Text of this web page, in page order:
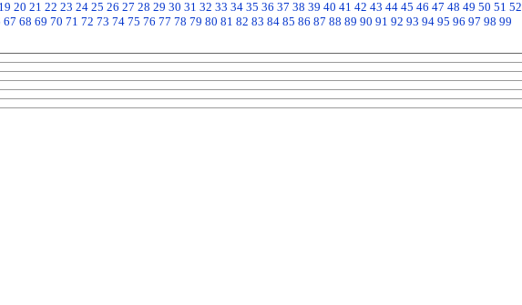
19 20 21 22 23 24 25 26 27 28 29 30 31 32 33 34 35 36 37 38 39 40 41 42 43 44 45 46 47 48 49 50 51 52
67 68 69 70 71 72 73 74 75 76 77 78 79 80 81 82 83 84 85 86 87 88 89 90 91 92 93 94 95 96 97 98 99